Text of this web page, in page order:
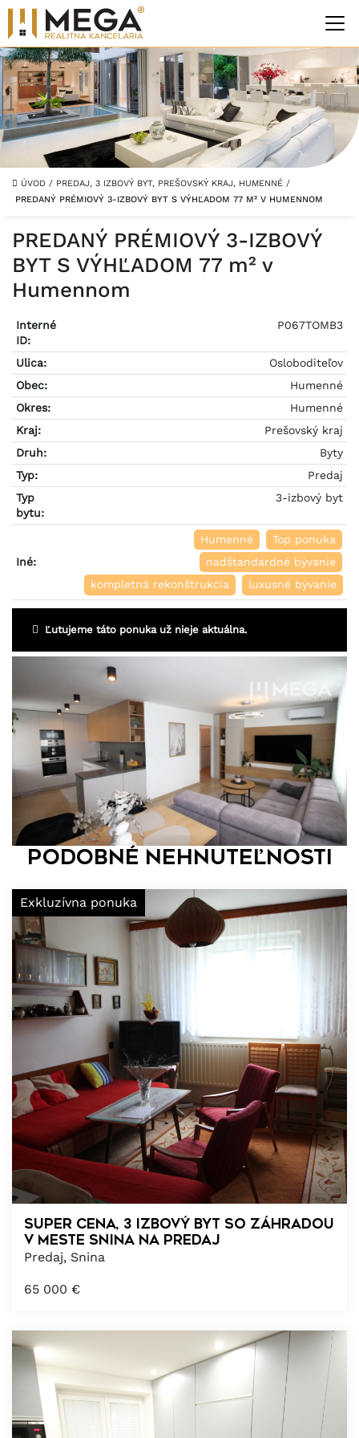
ÚVOD / PREDAJ, 3 IZBOVÝ BYT, PREŠOVSKÝ KRAJ, HUMENNÉ /
PREDANÝ PRÉMIOVÝ 3-IZBOVÝ BYT S VÝHĽADOM 77 M² V HUMENNOM
PREDANÝ PRÉMIOVÝ 3-IZBOVÝ
BYT S VÝHĽADOM 77 m² v
Humennom
Interné
ID:
P067TOMB3
Ulica:
Osloboditeľov
Obec:
Humenné
Okres:
Humenné
Kraj:
Prešovský kraj
Druh:
Byty
Typ:
Predaj
Typ
bytu:
3-izbový byt
Iné:
Humenné
Top ponuka
nadštandardné bývanie
kompletná rekonštrukcia
luxusné bývanie
Ľutujeme táto ponuka už nieje aktuálna.
Podobné nehnuteľnosti
Exkluzívna ponuka
Super cena, 3 izbový byt so záhradou
v meste Snina na predaj
Predaj, Snina
65 000 €